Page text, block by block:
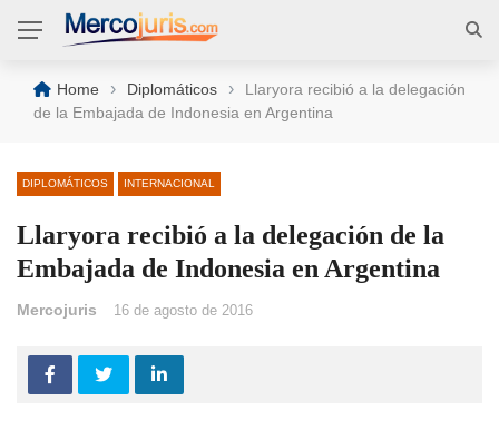
Home › Diplomáticos ›
Llaryora recibió a la delegación
de la Embajada de Indonesia en Argentina
DIPLOMÁTICOS INTERNACIONAL
Llaryora recibió a la delegación de la
Embajada de Indonesia en Argentina
Mercojuris 16 de agosto de 2016